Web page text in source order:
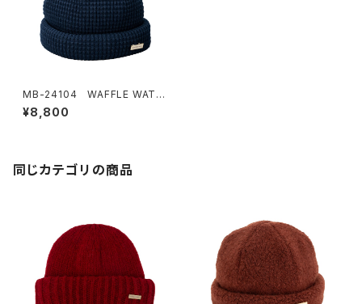
MB-24104 WAFFLE WATC
H CAP
¥8,800
同じカテゴリの商品